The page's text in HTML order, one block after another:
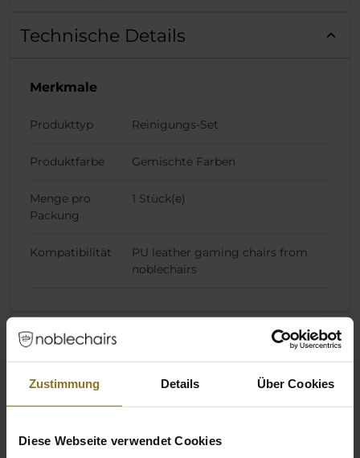
Zustimmung Details Über Cookies
Diese Webseite verwendet Cookies
Technische Details
Merkmale
Produkttyp Reinigungs-Set
Produktfarbe Gemischte Farben
Menge pro
Packung
1 Stück(e)
Kompatibilität
PU leather gaming chairs from
noblechairs
Bewertungen